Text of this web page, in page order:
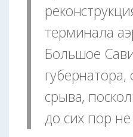
терминала
Большое
срыва,
до сих пор